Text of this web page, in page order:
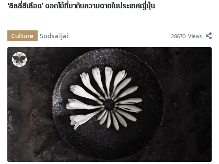
‘ลิลลี่สีเลือด’ ดอกไม้ที่มากับความตายในประเทศญี่ปุ่น
Culture Sudsaijai 28670 Views